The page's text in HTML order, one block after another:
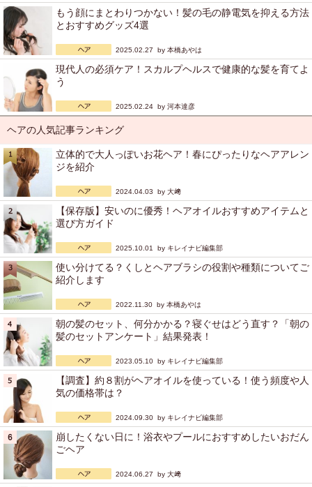
もう顔にまとわりつかない！髪の毛の静電気を抑える方法
とおすすめグッズ4選
2025.02.27 by 本橋あやは
現代人の必須ケア！スカルプヘルスで健康的な髪を育てよ
う
2025.02.24 by 河本達彦
ヘアの人気記事ランキング
立体的で大人っぽいお花ヘア！春にぴったりなヘアアレン
ジを紹介
2024.04.03 by 大﨑
【保存版】安いのに優秀！ヘアオイルおすすめアイテムと
選び方ガイド
2025.10.01 by キレイナビ編集部
使い分けてる？くしとヘアブラシの役割や種類についてご
紹介します
2022.11.30 by 本橋あやは
朝の髪のセット、何分かかる？寝ぐせはどう直す？「朝の
髪のセットアンケート」結果発表！
2023.05.10 by キレイナビ編集部
【調査】約８割がヘアオイルを使っている！使う頻度や人
気の価格帯は？
2024.09.30 by キレイナビ編集部
崩したくない日に！浴衣やプールにおすすめしたいおだん
ごヘア
2024.06.27 by 大﨑